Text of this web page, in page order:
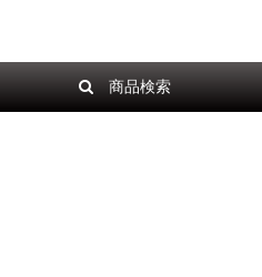
商品検索